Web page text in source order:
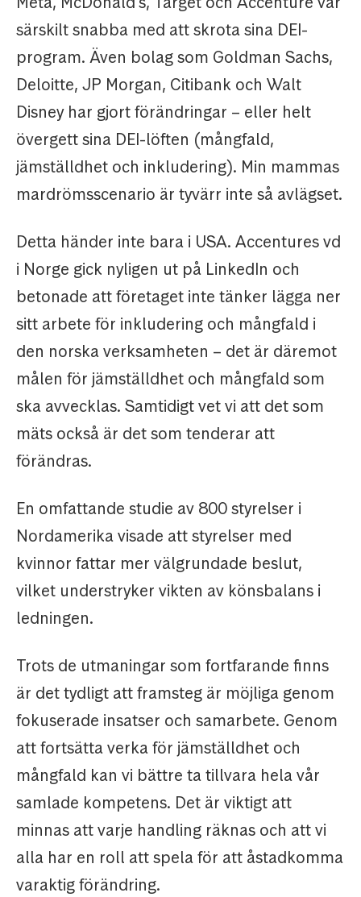
särskilt snabba med att skrota sina DEI-
program. Även bolag som Goldman Sachs,
Deloitte, JP Morgan, Citibank och Walt
Disney har gjort förändringar – eller helt
övergett sina DEI-löften (mångfald,
jämställdhet och inkludering). Min mammas
mardrömsscenario är tyvärr inte så avlägset.
Detta händer inte bara i USA. Accentures vd
i Norge gick nyligen ut på LinkedIn och
betonade att företaget inte tänker lägga ner
sitt arbete för inkludering och mångfald i
den norska verksamheten – det är däremot
målen för jämställdhet och mångfald som
ska avvecklas. Samtidigt vet vi att det som
mäts också är det som tenderar att
förändras.
En omfattande studie av 800 styrelser i
Nordamerika visade att styrelser med
kvinnor fattar mer välgrundade beslut,
vilket understryker vikten av könsbalans i
ledningen.
Trots de utmaningar som fortfarande finns
är det tydligt att framsteg är möjliga genom
fokuserade insatser och samarbete. Genom
att fortsätta verka för jämställdhet och
mångfald kan vi bättre ta tillvara hela vår
samlade kompetens. Det är viktigt att
minnas att varje handling räknas och att vi
alla har en roll att spela för att åstadkomma
varaktig förändring.